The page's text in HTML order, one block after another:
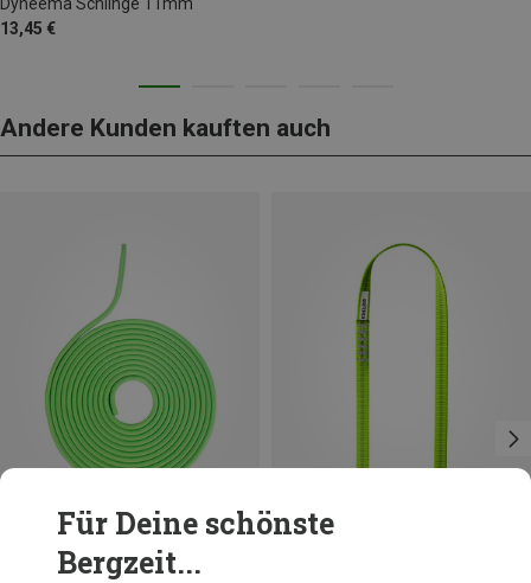
13,45 €
Andere Kunden kauften auch
Für Deine schönste
Bergzeit...